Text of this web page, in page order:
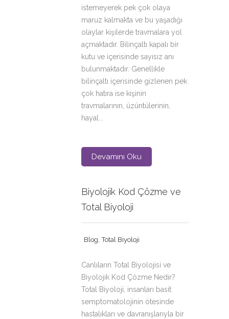
istemeyerek pek çok olaya
maruz kalmakta ve bu yaşadığı
olaylar kişilerde travmalara yol
açmaktadır. Bilinçaltı kapalı bir
kutu ve içerisinde sayısız anı
bulunmaktadır. Genellikle
bilinçaltı içerisinde gizlenen pek
çok hatıra ise kişinin
travmalarının, üzüntülerinin,
hayal...
Devamını Oku
Canlıların Total Biyolojisi ve
Biyolojik Kod Çözme Nedir?
Total Biyoloji, insanları basit
semptomatolojinin ötesinde
hastalıkları ve davranışlarıyla bir
Biyolojik Kod Çözme ve
Total Biyoloji
Blog ,Total Biyoloji